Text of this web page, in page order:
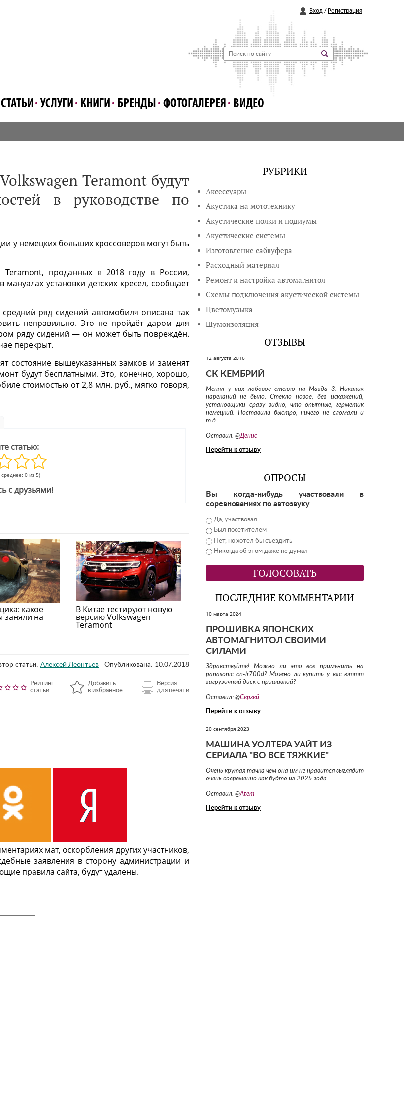
Вход / Регистрация
СТАТЬИ УСЛУГИ КНИГИ БРЕНДЫ ФОТОГАЛЕРЕЯ ВИДЕО
Teramont будут
в руководстве по
у немецких больших кроссоверов могут быть
Teramont, проданных в 2018 году в России,
установки детских кресел, сообщает
ряд сидений автомобиля описана так
неправильно. Это не пройдёт даром для
ряду сидений — он может быть повреждён.
перекрыт.
состояние вышеуказанных замков и заменят
будут бесплатными. Это, конечно, хорошо,
стоимостью от 2,8 млн. руб., мягко говоря,
статью:
среднее: 0 из 5)
с друзьями!
какое
заняли на
В Китае тестируют новую
версию Volkswagen
Teramont
статьи: Алексей Леонтьев Опубликована: 10.07.2018
Рейтинг
статьи
Добавить
в избранное
Версия
для печати
мат, оскорбления других участников,
заявления в сторону администрации и
правила сайта, будут удалены.
РУБРИКИ
Аксессуары
Акустика на мототехнику
Акустические полки и подиумы
Акустические системы
Изготовление сабвуфера
Расходный материал
Ремонт и настройка автомагнитол
Схемы подключения акустической системы
Цветомузыка
Шумоизоляция
ОТЗЫВЫ
12 августа 2016
СК КЕМБРИЙ
Менял у них лобовое стекло на Мазда 3. Никаких
нареканий не было. Стекло новое, без искажений,
установщики сразу видно, что опытные, герметик
немецкий. Поставили быстро, ничего не сломали и
т.д.
Оставил: @Денис
Перейти к отзыву
ОПРОСЫ
Вы когда-нибудь участвовали в
соревнованиях по автозвуку
Да, участвовал
Был посетителем
Нет, но хотел бы съездить
Никогда об этом даже не думал
ПОСЛЕДНИЕ КОММЕНТАРИИ
10 марта 2024
ПРОШИВКА ЯПОНСКИХ
АВТОМАГНИТОЛ СВОИМИ
СИЛАМИ
Здравствуйте! Можно ли это все применить на
panasonic cn-lr700d? Можно ли купить у вас юттт
загрузочный диск с прошивкой?
Оставил: @Сергей
Перейти к отзыву
20 сентября 2023
МАШИНА УОЛТЕРА УАЙТ ИЗ
СЕРИАЛА "ВО ВСЕ ТЯЖКИЕ"
Очень крутая тачка чем она им не нравится выглядит
очень современно как будто из 2025 года
Оставил: @Atem
Перейти к отзыву